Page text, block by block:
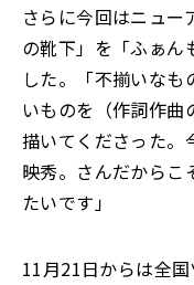
さらに今回はニュー
の靴下」を「ふぁん
した。「不揃いなも
いものを（作詞作曲
描いてくださった。
映秀。さんだからこ
たいです」
11月21日からは全